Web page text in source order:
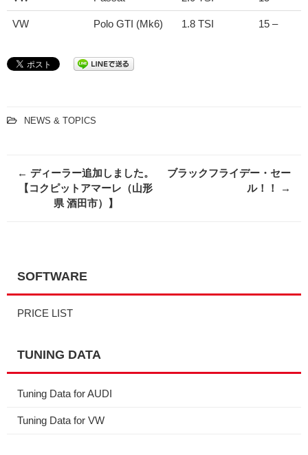
VW Polo GTI (Mk6) 1.8 TSI 15 –
NEWS & TOPICS
Post
navigation
← ディーラー追加しました。
【コクピットアマーレ（山形
県 酒田市）】
ブラックフライデー・セー
ル！！
→
SOFTWARE
PRICE LIST
TUNING DATA
Tuning Data for AUDI
Tuning Data for VW